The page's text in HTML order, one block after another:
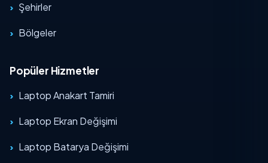
Şehirler
Bölgeler
Popüler Hizmetler
Laptop Anakart Tamiri
Laptop Ekran Değişimi
Laptop Batarya Değişimi